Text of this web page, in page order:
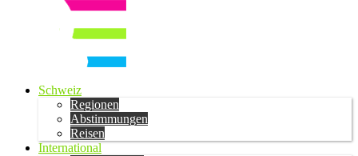
Schweiz
Regionen
Abstimmungen
Reisen
International